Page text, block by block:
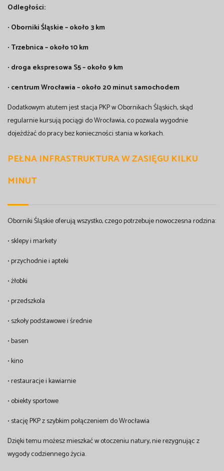
Odległości:
• Oborniki Śląskie – około 3 km
• Trzebnica – około 10 km
• droga ekspresowa S5 – około 9 km
• centrum Wrocławia – około 20 minut samochodem
Dodatkowym atutem jest stacja PKP w Obornikach Śląskich, skąd
regularnie kursują pociągi do Wrocławia, co pozwala wygodnie
dojeżdżać do pracy bez konieczności stania w korkach.
PEŁNA INFRASTRUKTURA W ZASIĘGU KILKU
MINUT
Oborniki Śląskie oferują wszystko, czego potrzebuje nowoczesna rodzina:
• sklepy i markety
• przychodnie i apteki
• żłobki
• przedszkola
• szkoły podstawowe i średnie
• basen
• kino
• restauracje i kawiarnie
• obiekty sportowe
• stację PKP z szybkim połączeniem do Wrocławia
Dzięki temu możesz mieszkać w otoczeniu natury, nie rezygnując z
wygody codziennego życia.